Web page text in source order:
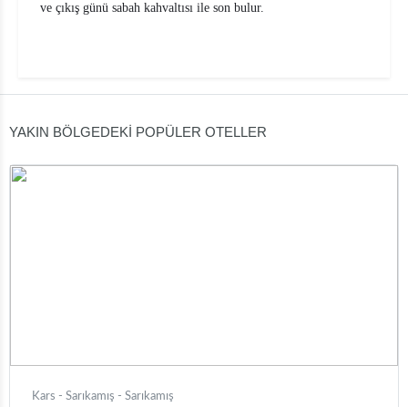
ve çıkış günü sabah kahvaltısı ile son bulur.
YAKIN BÖLGEDEKİ POPÜLER OTELLER
Kars - Sarıkamış - Sarıkamış